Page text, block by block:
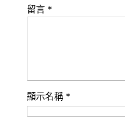
留言 *
顯示名稱 *